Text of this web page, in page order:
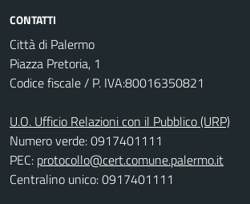
CONTATTI
Città di Palermo
Piazza Pretoria, 1
Codice fiscale / P. IVA:80016350821
U.O. Ufficio Relazioni con il Pubblico (URP)
Numero verde: 0917401111
PEC: protocollo@cert.comune.palermo.it
Centralino unico: 0917401111